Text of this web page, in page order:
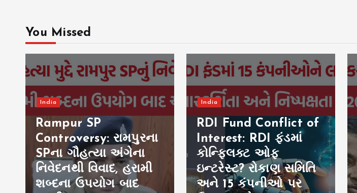
You Missed
India
Rampur SP
Controversy: રામપુરના
SPના ગૌહત્યા અંગેના
નિવેદનથી વિવાદ, હરામી
શબ્દના ઉપયોગ બાદ
India
RDI Fund Conflict of
Interest: RDI ફંડમાં
કોન્ફ્લિક્ટ ઓફ
ઇન્ટરેસ્ટ? રોકાણ સમિતિ
અને 15 કંપનીઓ પર